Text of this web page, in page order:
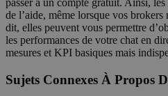
passer à un compte gratuit. Ainsi,
de l’aide, même lorsque vos
dit, elles peuvent vous permettre
les performances de votre chat en
mesures et KPI basiques mais
Sujets Connexes À Propos